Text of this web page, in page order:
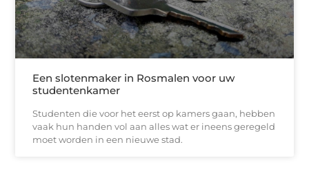
Een slotenmaker in Rosmalen voor uw
studentenkamer
Studenten die voor het eerst op kamers gaan, hebben
vaak hun handen vol aan alles wat er ineens geregeld
moet worden in een nieuwe stad.